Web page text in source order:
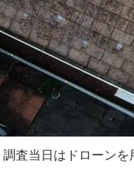
査当日はドローンを